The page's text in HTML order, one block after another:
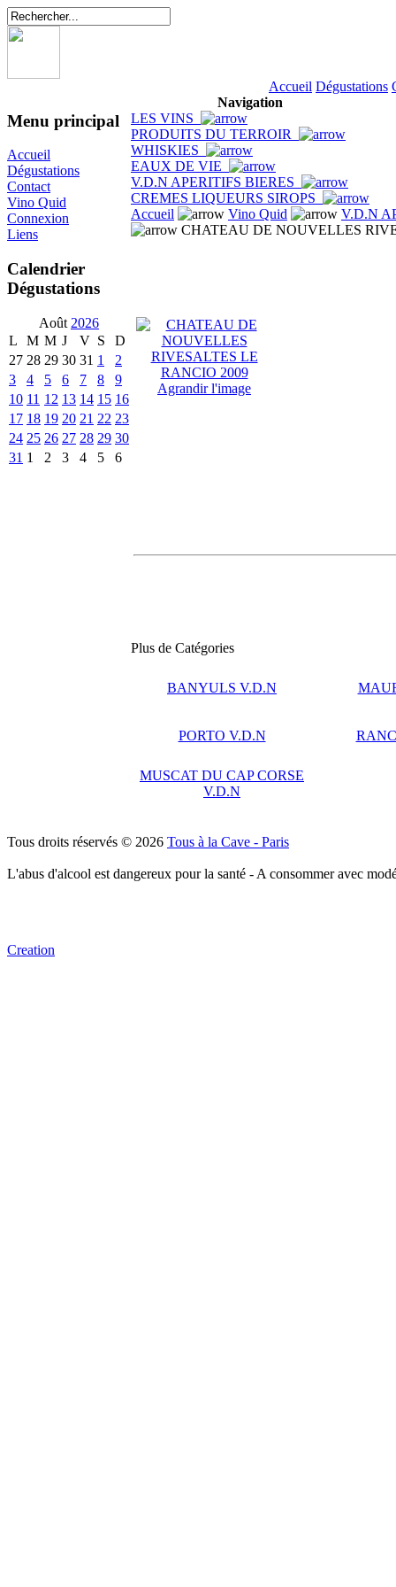
Accueil Dégustations
Menu principal
Accueil
Dégustations
Contact
Vino Quid
Connexion
Liens
Calendrier
Dégustations
Août 2026
L
M M J V S
D
27 28 29 30 31 1
2
3
4 5 6 7 8
9
10 11 12 13 14 15 16
17 18 19 20 21 22 23
24 25 26 27 28 29 30
31 1 2 3 4 5 6
Navigation
LES VINS
PRODUITS DU TERROIR
WHISKIES
EAUX DE VIE
V.D.N APERITIFS BIERES
CREMES LIQUEURS SIROPS
Accueil
Vino Quid
V.D.N
CHATEAU DE NOUVELLES
Agrandir l'image
Plus de Catégories
BANYULS V.D.N
PORTO V.D.N
MUSCAT DU CAP CORSE
V.D.N
Tous droits réservés © 2026 Tous à la Cave - Paris
L'abus d'alcool est dangereux pour la santé - A consommer avec
Creation